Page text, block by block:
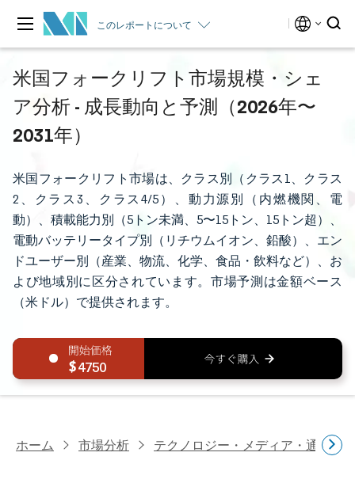
このレポートについて
米国フォークリフト市場規模・シェ
ア分析 - 成長動向と予測（2026年〜
2031年）
米国フォークリフト市場は、クラス別（クラス1、クラス
2、クラス3、クラス4/5）、動力源別（内燃機関、電
動）、積載能力別（5トン未満、5〜15トン、15トン超）、
電動バッテリータイプ別（リチウムイオン、鉛酸）、エン
ドユーザー別（産業、物流、化学、食品・飲料など）、お
よび地域別に区分されています。市場予測は金額ベース
（米ドル）で提供されます。
4750
ホーム 市場分析 テクノロジー・メディア・通信研